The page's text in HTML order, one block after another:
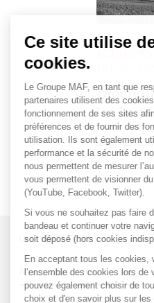
Ce site utilise
cookies.
Le Groupe MAF, en tant que
partenaires utilisent des
fonctionnement de ses sites
préférences et de fournir des
utilisation. Ils sont également
performance et la sécurité de
nous permettent de mesurer
vous permettent de visionner
(YouTube, Facebook, Twitter).
Si vous ne souhaitez pas faire
bandeau et continuer votre
soit déposé (hors cookies
En acceptant tous les
l’ensemble des cookies lors
pouvez également choisir de
choix et d'en savoir plus sur
les
UNE QUESTION ?
Nous contacter